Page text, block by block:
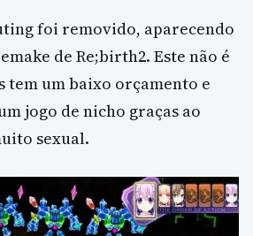
foi removido, aparecendo
de Re;birth2. Este não é
tem um baixo orçamento e
jogo de nicho graças ao
sexual.